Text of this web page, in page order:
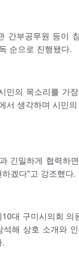
간부공무원 등이
순으로 진행됐다.
민의 목소리를 가
서 생각하며 시민
긴밀하게 협력하
겠다"고 강조했다.
대 구미시의회 의
해 상호 소개와
.